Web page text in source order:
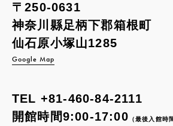
〒250-0631
神奈川縣足柄下郡箱根町
仙石原小塚山1285
Google Map
TEL +81-460-84-2111
開館時間9:00-17:00 （最後入館時